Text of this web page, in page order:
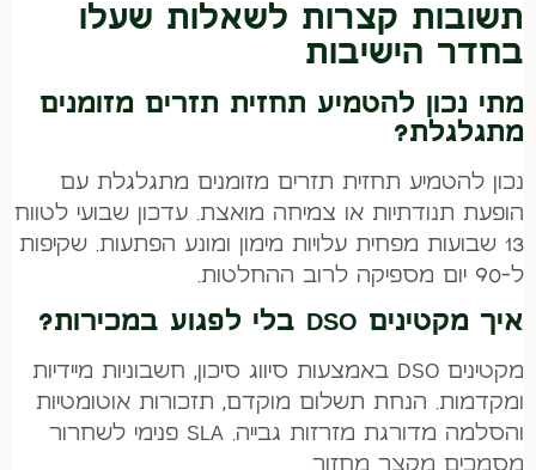
תשובות קצרות לשאלות שעלו
בחדר הישיבות
מתי נכון להטמיע תחזית תזרים מזומנים
מתגלגלת?
נכון להטמיע תחזית תזרים מזומנים מתגלגלת עם
הופעת תנודתיות או צמיחה מואצת. עדכון שבועי לטווח
13 שבועות מפחית עלויות מימון ומונע הפתעות. שקיפות
ל-90 יום מספיקה לרוב ההחלטות.
איך מקטינים DSO בלי לפגוע במכירות?
מקטינים DSO באמצעות סיווג סיכון, חשבוניות מיידיות
ומקדמות. הנחת תשלום מוקדם, תזכורות אוטומטיות
והסלמה מדורגת מזרזות גבייה. SLA פנימי לשחרור